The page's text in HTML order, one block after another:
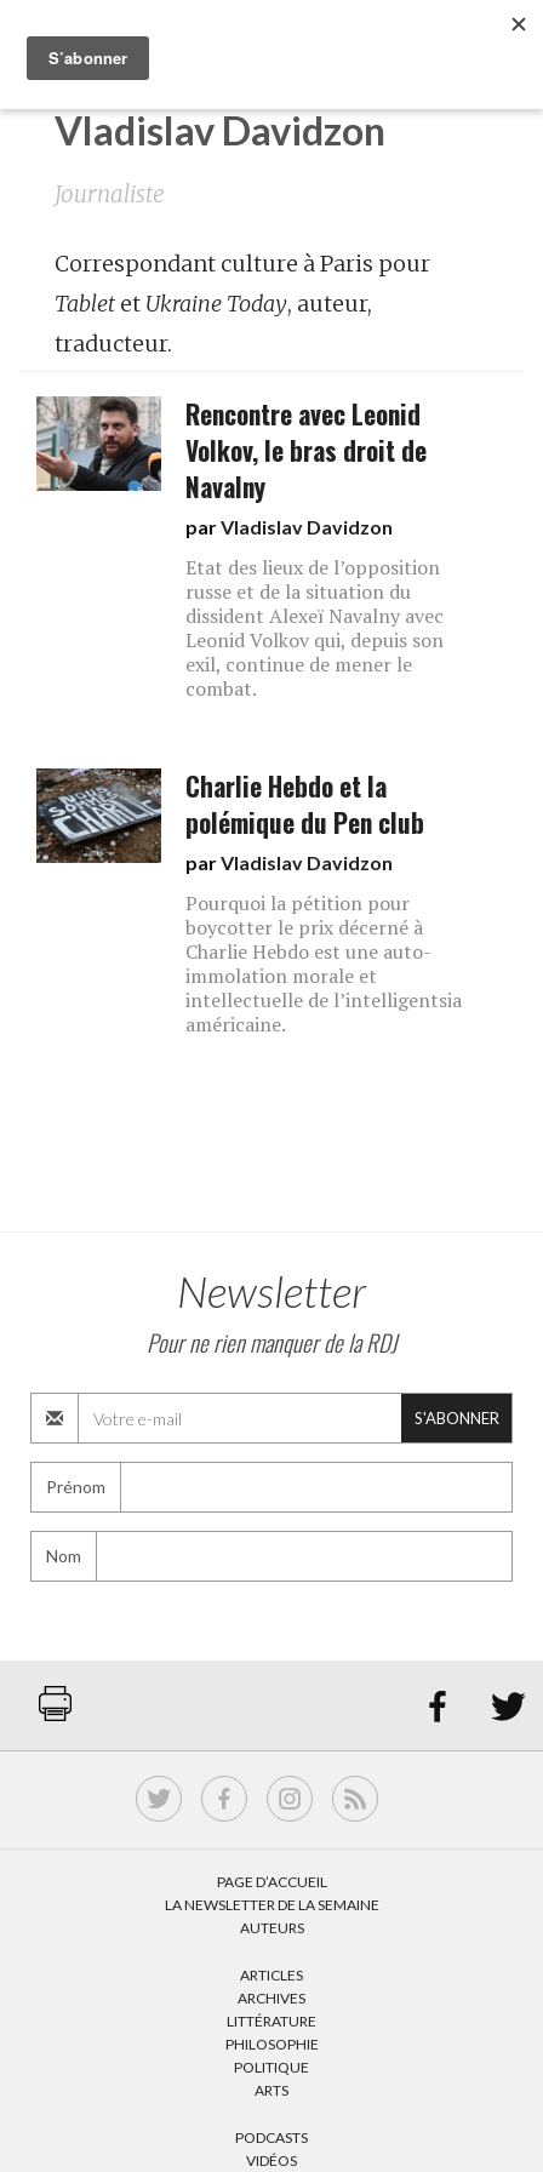
Vladislav Davidzon
Journaliste
Correspondant culture à Paris pour
Tablet et Ukraine Today, auteur,
traducteur.
Rencontre avec Leonid
Volkov, le bras droit de
Navalny
parVladislav Davidzon
Etat des lieux de l’opposition
russe et de la situation du
dissident Alexeï Navalny avec
Leonid Volkov qui, depuis son
exil, continue de mener le
combat.
Charlie Hebdo et la
polémique du Pen club
parVladislav Davidzon
Pourquoi la pétition pour
boycotter le prix décerné à
Charlie Hebdo est une auto-
immolation morale et
intellectuelle de l’intelligentsia
américaine.
Newsletter
Pour ne rien manquer de la RDJ
S'ABONNER
Prénom
Nom
 
PAGE D’ACCUEIL
LA NEWSLETTER DE LA SEMAINE
AUTEURS
ARTICLES
ARCHIVES
LITTÉRATURE
PHILOSOPHIE
POLITIQUE
ARTS
PODCASTS
VIDÉOS